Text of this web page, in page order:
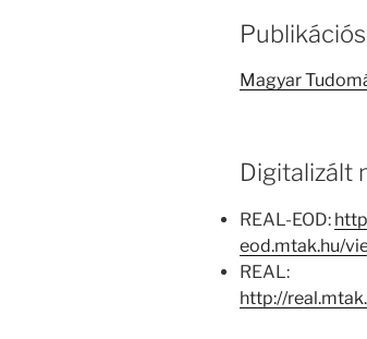
Magyar
Digitalizált
REAL-EOD:
eod.mtak.hu/
REAL:
http://